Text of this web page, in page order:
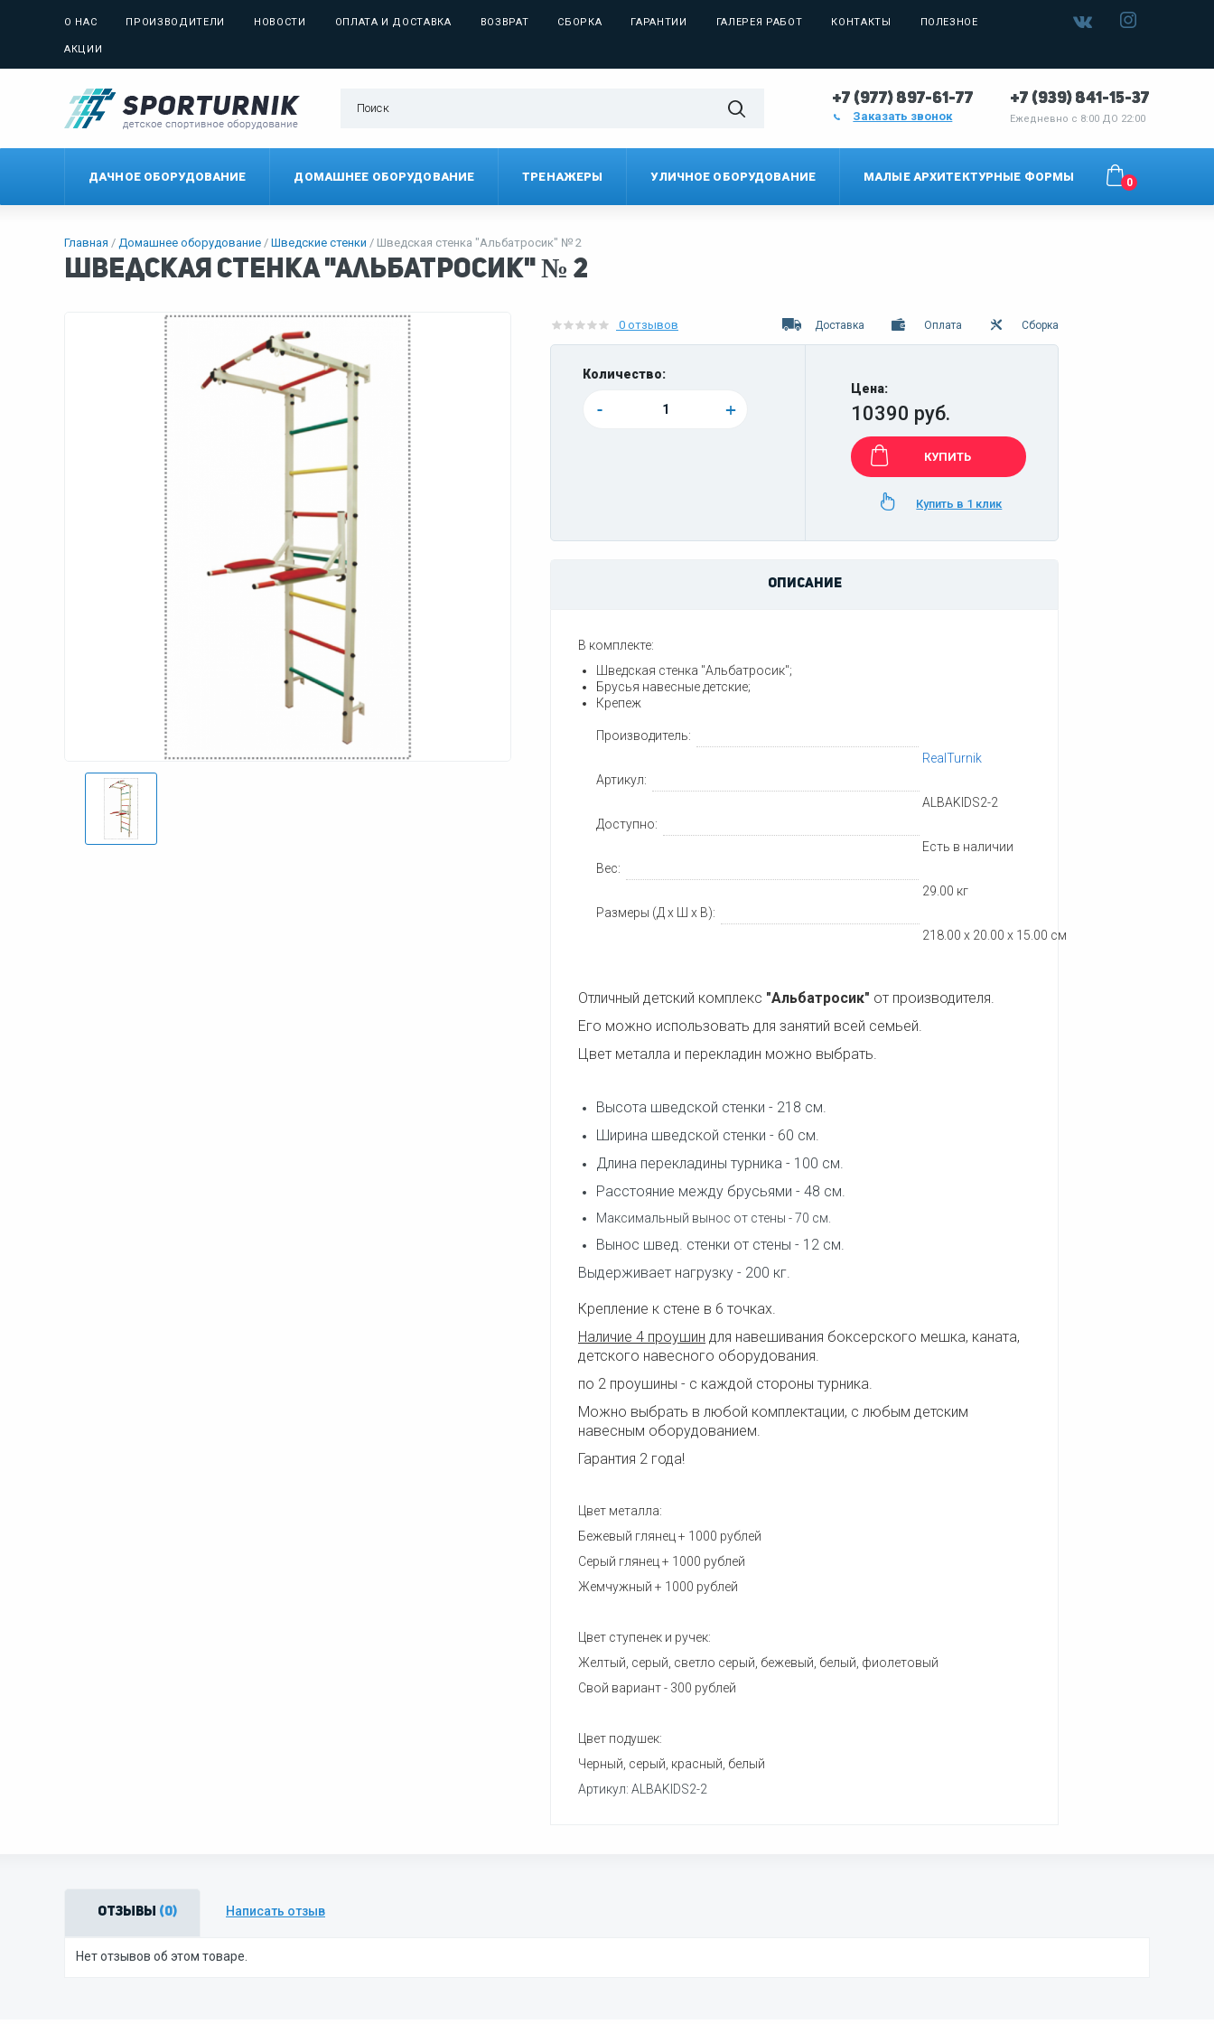
О НАС ПРОИЗВОДИТЕЛИ НОВОСТИ ОПЛАТА И ДОСТАВКА ВОЗВРАТ СБОРКА ГАРАНТИИ ГАЛЕРЕЯ РАБОТ КОНТАКТЫ ПОЛЕЗНОЕ
АКЦИИ
+7 (977) 897-61-77
Заказать звонок
+7 (939) 841-15-37
Ежедневно с 8:00 ДО 22:00
ДАЧНОЕ ОБОРУДОВАНИЕ ДОМАШНЕЕ ОБОРУДОВАНИЕ ТРЕНАЖЕРЫ УЛИЧНОЕ ОБОРУДОВАНИЕ МАЛЫЕ АРХИТЕКТУРНЫЕ ФОРМЫ 0
Главная Домашнее оборудование Шведские стенки Шведская стенка "Альбатросик" № 2
Шведская стенка "Альбатросик" № 2
0 отзывов Доставка Оплата Сборка
Количество:
- +
Цена:
10390 руб.
КУПИТЬ
Купить в 1 клик
ОПИСАНИЕ
В комплекте:
Шведская стенка "Альбатросик";
Брусья навесные детские;
Крепеж
Производитель:
RealTurnik
Артикул:
ALBAKIDS2-2
Доступно:
Есть в наличии
Вес:
29.00 кг
Размеры (Д x Ш x В):
218.00 x 20.00 x 15.00 см
Отличный детский комплекс "Альбатросик" от производителя.
Его можно использовать для занятий всей семьей.
Цвет металла и перекладин можно выбрать.
Высота шведской стенки - 218 см.
Ширина шведской стенки - 60 см.
Длина перекладины турника - 100 см.
Расстояние между брусьями - 48 см.
Максимальный вынос от стены - 70 см.
Вынос швед. стенки от стены - 12 см.
Выдерживает нагрузку - 200 кг.
Крепление к стене в 6 точках.
Наличие 4 проушин для навешивания боксерского мешка, каната,
детского навесного оборудования.
по 2 проушины - с каждой стороны турника.
Можно выбрать в любой комплектации, с любым детским
навесным оборудованием.
Гарантия 2 года!
Цвет металла:
Бежевый глянец + 1000 рублей
Серый глянец + 1000 рублей
Жемчужный + 1000 рублей
Цвет ступенек и ручек:
Желтый, серый, светло серый, бежевый, белый, фиолетовый
Свой вариант - 300 рублей
Цвет подушек:
Черный, серый, красный, белый
Артикул: ALBAKIDS2-2
Отзывы (0) Написать отзыв
Нет отзывов об этом товаре.